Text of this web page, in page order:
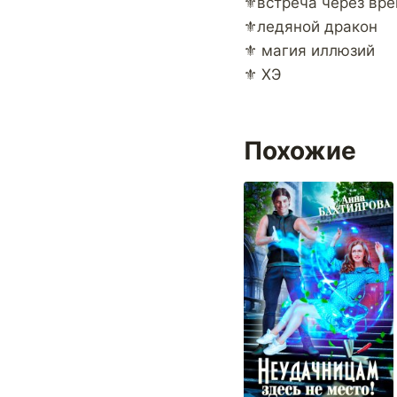
⚜️ледяной дракон
⚜️ магия иллюзий
⚜️ ХЭ
Похожие